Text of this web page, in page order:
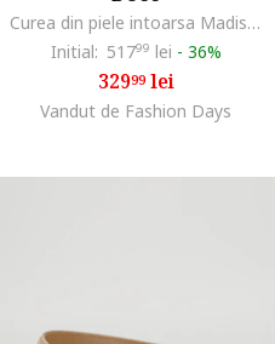
Curea din piele intoarsa Madison, Maro inchis
Initial: 51799 lei - 36%
32999lei
Vandut de Fashion Days